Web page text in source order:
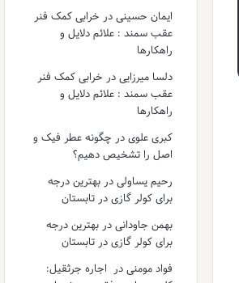
ایمان حسینیدر خرابی کمک فنر
عقب سمند : علائم دلایل و
راهکارها
دلسا میرزاییدر خرابی کمک فنر
عقب سمند : علائم دلایل و
راهکارها
کبری علویدر چگونه عطر فیک و
اصل را تشخیص دهیم؟
رحیم یساولیدر بهترین درجه
برای کولر گازی در تابستان
بهمن جاودانیدر بهترین درجه
برای کولر گازی در تابستان
فواد مومنیدر اجاره جرثقیل: